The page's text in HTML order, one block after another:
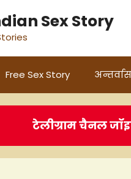
Sex Story
Free Sex Story
टेलीग्राम चैनल